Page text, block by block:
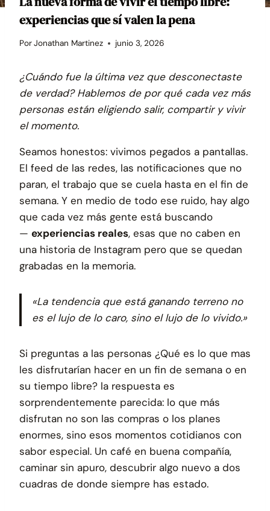
experiencias que sí valen la pena
PorJonathan Martinez junio 3, 2026
¿Cuándo fue la última vez que desconectaste
de verdad? Hablemos de por qué cada vez más
personas están eligiendo salir, compartir y vivir
el momento.
Seamos honestos: vivimos pegados a pantallas.
El feed de las redes, las notificaciones que no
paran, el trabajo que se cuela hasta en el fin de
semana. Y en medio de todo ese ruido, hay algo
que cada vez más gente está buscando
— experiencias reales, esas que no caben en
una historia de Instagram pero que se quedan
grabadas en la memoria.
«La tendencia que está ganando terreno no
es el lujo de lo caro, sino el lujo de lo vivido.»
Si preguntas a las personas ¿Qué es lo que mas
les disfrutarían hacer en un fin de semana o en
su tiempo libre? la respuesta es
sorprendentemente parecida: lo que más
disfrutan no son las compras o los planes
enormes, sino esos momentos cotidianos con
sabor especial. Un café en buena compañía,
caminar sin apuro, descubrir algo nuevo a dos
cuadras de donde siempre has estado.